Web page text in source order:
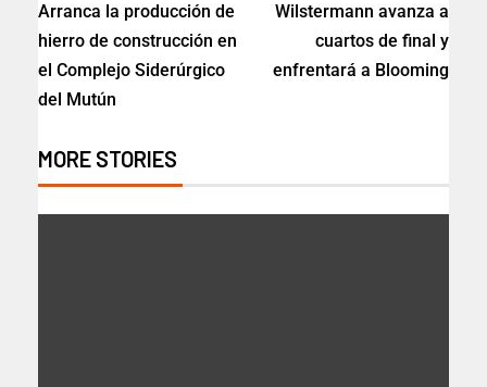
Arranca la producción de
hierro de construcción en
el Complejo Siderúrgico
del Mutún
Wilstermann avanza a
cuartos de final y
enfrentará a Blooming
MORE STORIES